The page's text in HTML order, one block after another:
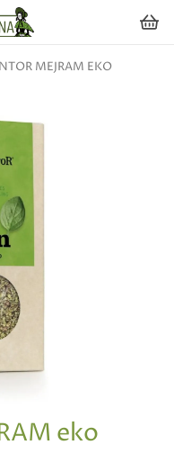
MEJRAM EKO
eko